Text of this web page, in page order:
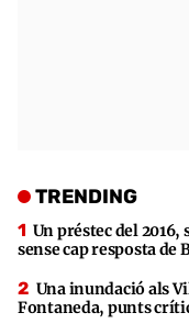
TRENDING
Un préstec del
sense cap resposta de
Una inundació als
Fontaneda, punts